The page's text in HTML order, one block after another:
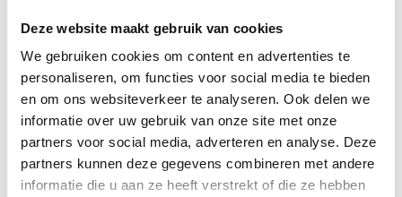
Deze website maakt gebruik van cookies
We gebruiken cookies om content en advertenties te
personaliseren, om functies voor social media te bieden
en om ons websiteverkeer te analyseren. Ook delen we
informatie over uw gebruik van onze site met onze
partners voor social media, adverteren en analyse. Deze
partners kunnen deze gegevens combineren met andere
informatie die u aan ze heeft verstrekt of die ze hebben
Een avontuurlijke speeltuin: Tarzan, Mowgli
of Indiana Jones... allen vinden ze hier hun
speelterrein.
Een middeleeuwse speeltuin: Ridder, koning
of prinses kunnen hier in het kasteel
zoeken naar de draak.
In de aangrenzende taverne "Zomerlust"kan je je